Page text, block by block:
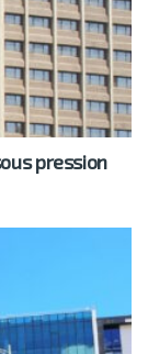
pression